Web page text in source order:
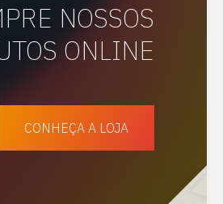
NOSSOS
ONLINE
CONHEÇA A LOJA